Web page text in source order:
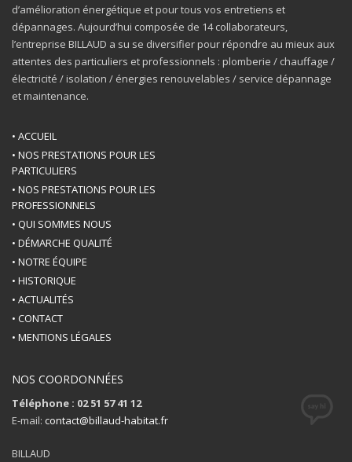
d’amélioration énergétique et pour tous vos entretiens et
dépannages. Aujourd’hui composée de 14 collaborateurs,
l’entreprise BILLAUD a su se diversifier pour répondre au mieux aux
attentes des particuliers et professionnels : plomberie / chauffage /
électricité / isolation / énergies renouvelables / service dépannage
et maintenance.
• ACCUEIL
• NOS PRESTATIONS POUR LES
PARTICULIERS
• NOS PRESTATIONS POUR LES
PROFESSIONNELS
• QUI SOMMES NOUS
• DÉMARCHE QUALITÉ
• NOTRE ÉQUIPE
• HISTORIQUE
• ACTUALITÉS
• CONTACT
• MENTIONS LÉGALES
NOS COORDONNÉES
Téléphone : 02 51 57 41 12
E-mail: contact@billaud-habitat.fr
BILLAUD